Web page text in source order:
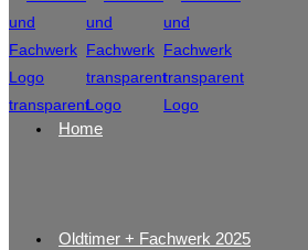
Home
Oldtimer + Fachwerk 2025